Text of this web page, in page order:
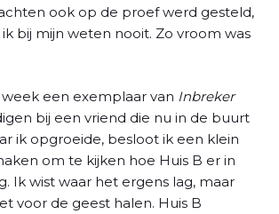
ook op de proef werd gesteld,
bij mijn weten nooit. Zo vroom was
een exemplaar van Inbreker
bij een vriend die nu in de buurt
ik opgroeide, besloot ik een klein
om te kijken hoe Huis B er in
Ik wist waar het ergens lag, maar
voor de geest halen. Huis B